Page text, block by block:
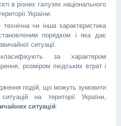
в різних галузях національного
України.
чи інша характеристика
порядком і яка дає
ситуації.
за характером
розміром людських втрат і
подій, що можуть зумовити
на території України,
ситуацій: